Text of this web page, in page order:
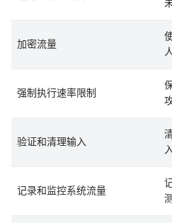
加密流量
强制执行速率限制
验证和清理输入
记录和监控系统流量